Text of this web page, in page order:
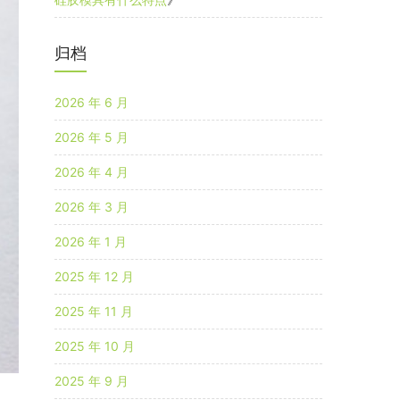
归档
2026 年 6 月
2026 年 5 月
2026 年 4 月
2026 年 3 月
2026 年 1 月
2025 年 12 月
2025 年 11 月
2025 年 10 月
2025 年 9 月